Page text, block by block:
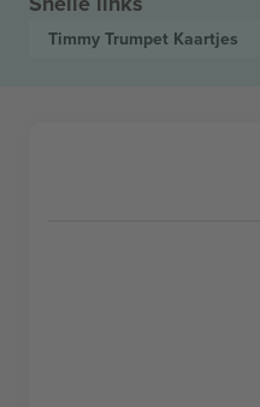
Timmy Trumpet Kaartjes